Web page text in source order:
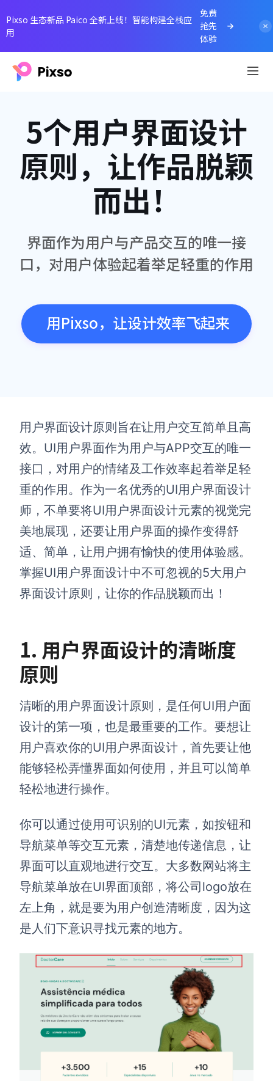
Pixso 生态新品 Paico 全新上线！智能构建全栈应
用
免费
抢先
体验
5个用户界面设计
原则，让作品脱颖
而出！
界面作为用户与产品交互的唯一接
口，对用户体验起着举足轻重的作用
用Pixso，让设计效率飞起来
用户界面设计原则旨在让用户交互简单且高
效。UI用户界面作为用户与APP交互的唯一
接口，对用户的情绪及工作效率起着举足轻
重的作用。作为一名优秀的UI用户界面设计
师，不单要将UI用户界面设计元素的视觉完
美地展现，还要让用户界面的操作变得舒
适、简单，让用户拥有愉快的使用体验感。
掌握UI用户界面设计中不可忽视的5大用户
界面设计原则，让你的作品脱颖而出！
1. 用户界面设计的清晰度
原则
清晰的用户界面设计原则，是任何UI用户面
设计的第一项，也是最重要的工作。要想让
用户喜欢你的UI用户界面设计，首先要让他
能够轻松弄懂界面如何使用，并且可以简单
轻松地进行操作。
你可以通过使用可识别的UI元素，如按钮和
导航菜单等交互元素，清楚地传递信息，让
界面可以直观地进行交互。大多数网站将主
导航菜单放在UI界面顶部，将公司logo放在
左上角，就是要为用户创造清晰度，因为这
是人们下意识寻找元素的地方。